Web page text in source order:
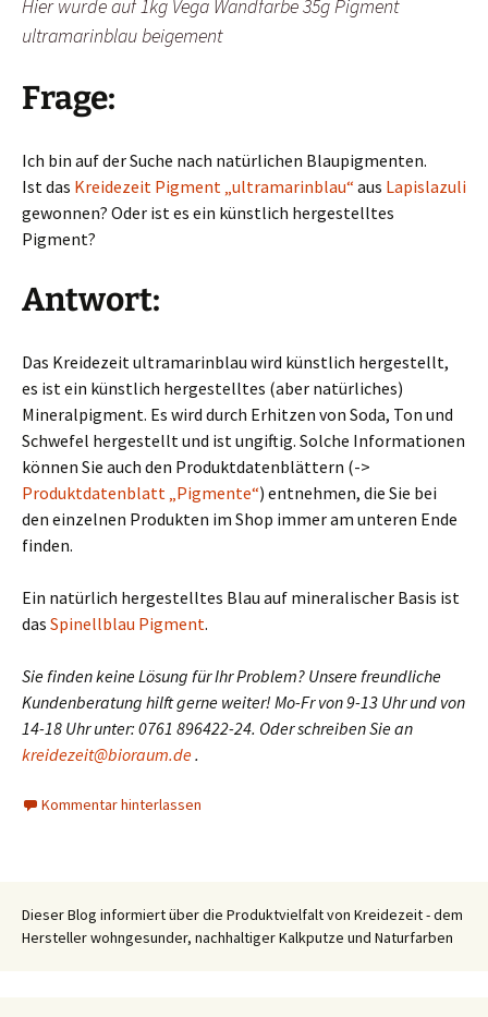
Hier wurde auf 1kg Vega Wandfarbe 35g Pigment
ultramarinblau beigement
Frage:
Ich bin auf der Suche nach natürlichen Blaupigmenten.
Ist das Kreidezeit Pigment „ultramarinblau“ aus Lapislazuli
gewonnen? Oder ist es ein künstlich hergestelltes
Pigment?
Antwort:
Das Kreidezeit ultramarinblau wird künstlich hergestellt,
es ist ein künstlich hergestelltes (aber natürliches)
Mineralpigment. Es wird durch Erhitzen von Soda, Ton und
Schwefel hergestellt und ist ungiftig. Solche Informationen
können Sie auch den Produktdatenblättern (->
Produktdatenblatt „Pigmente“) entnehmen, die Sie bei
den einzelnen Produkten im Shop immer am unteren Ende
finden.
Ein natürlich hergestelltes Blau auf mineralischer Basis ist
das Spinellblau Pigment.
Sie finden keine Lösung für Ihr Problem? Unsere freundliche
Kundenberatung hilft gerne weiter! Mo-Fr von 9-13 Uhr und von
14-18 Uhr unter: 0761 896422-24. Oder schreiben Sie an
kreidezeit@bioraum.de.
Kommentar hinterlassen
Dieser Blog informiert über die Produktvielfalt von Kreidezeit - dem
Hersteller wohngesunder, nachhaltiger Kalkputze und Naturfarben